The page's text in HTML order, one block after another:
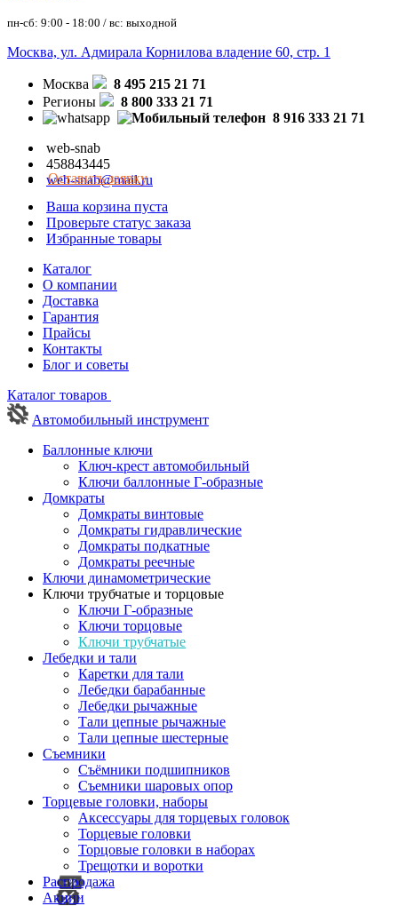
пн-сб: 9:00 - 18:00 / вс: выходной
Москва, ул. Адмирала Корнилова владение 60, стр. 1
Москва
8 495 215 21 71
Регионы
8 800 333 21 71
8 916 333 21 71
web-snab
458843445
web-snab@mail.ru
Оставить заявку
Ваша корзина пуста
Проверьте статус заказа
Избранные товары
Каталог
О компании
Доставка
Гарантия
Прайсы
Контакты
Блог и советы
Каталог товаров
Автомобильный инструмент
Баллонные ключи
Ключ-крест автомобильный
Ключи баллонные Г-образные
Домкраты
Домкраты винтовые
Домкраты гидравлические
Домкраты подкатные
Домкраты реечные
Ключи динамометрические
Ключи трубчатые и торцовые
Ключи Г-образные
Ключи торцовые
Ключи трубчатые
Лебедки и тали
Каретки для тали
Лебедки барабанные
Лебедки рычажные
Тали цепные рычажные
Тали цепные шестерные
Съемники
Съёмники подшипников
Съемники шаровых опор
Торцевые головки, наборы
Аксессуары для торцевых головок
Торцевые головки
Торцовые головки в наборах
Трещотки и воротки
Распродажа
Акции